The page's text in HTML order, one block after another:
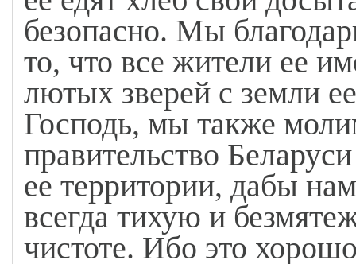
безопасно. Мы
то, что все жители ее
лютых зверей с земли
Господь, мы также
правительство
ее территории, дабы
всегда тихую и
чистоте. Ибо это